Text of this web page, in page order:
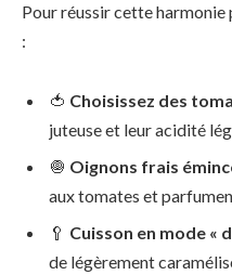
Pour réussir cette
:
🍅 Choisissez des
juteuse et leur acidité
🧅 Oignons frais
aux tomates et
🥄 Cuisson en mode «
de légèrement